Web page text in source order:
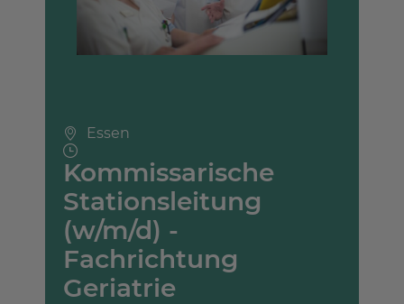
Essen
Kommissarische
Stationsleitung
(w/m/d) -
Fachrichtung
Geriatrie